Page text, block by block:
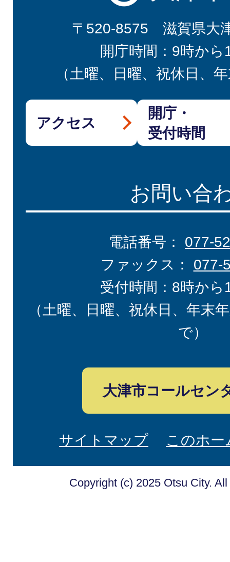
〒520-8575 滋賀県大
開庁時間：9時から
（土曜、日曜、祝休日、
アクセス
開庁・
受付時間
お問い合
電話番号： 077-
ファックス： 077-
受付時間：8時から
（土曜、日曜、祝休日、年末
で）
大津市コールセン
サイトマップ このホ
Copyright (c) 2025 Otsu City.